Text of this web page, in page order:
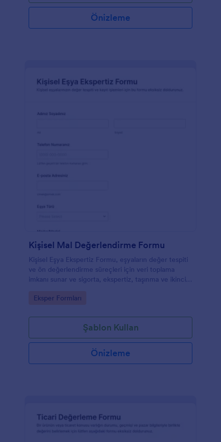
Önizleme
Kişisel Mal Değerlendirme Formu
Kişisel Eşya Ekspertiz Formu, eşyaların değer tespiti
ve ön değerlendirme süreçleri için veri toplama
imkanı sunar ve sigorta, ekspertiz, taşınma ve ikinci
olur.
Go to Category:
Eksper Formları
Şablon Kullan
Önizleme